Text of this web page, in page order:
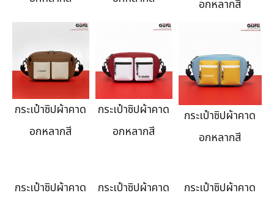
อกหลากสี
กระเป๋าซิปผ้าคาด
อกหลากสี
กระเป๋าซิปผ้าคาด
อกหลากสี
กระเป๋าซิปผ้าคาด
อกหลากสี
กระเป๋าซิปผ้าคาด
กระเป๋าซิปผ้าคาด
กระเป๋าซิปผ้าคาด